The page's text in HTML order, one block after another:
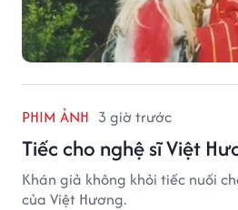
PHIM ẢNH 3 giờ trước
Tiếc cho nghệ sĩ Việt
Khán giả không khỏi tiếc nuối
của Việt Hương.